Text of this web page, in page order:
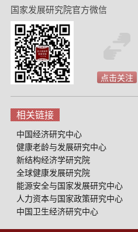
国家发展研究院官方微信
点击关注
相关链接
中国经济研究中心
健康老龄与发展研究中心
新结构经济学研究院
全球健康发展研究院
能源安全与国家发展研究中心
人力资本与国家政策研究中心
中国卫生经济研究中心